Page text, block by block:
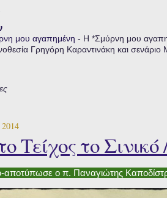
μου αγαπημένη - Η *Σμύρνη μου
Γρηγόρη Καραντινάκη και σενάριο
Τείχος το Σινικό
αποτύπωσε ο π. Παναγιώτης